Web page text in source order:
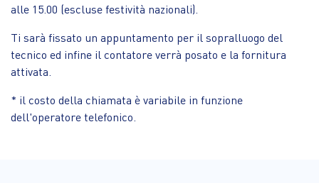
alle 15.00 (escluse festività nazionali).
Ti sarà fissato un appuntamento per il sopralluogo del
tecnico ed infine il contatore verrà posato e la fornitura
attivata.
* il costo della chiamata è variabile in funzione
dell'operatore telefonico.